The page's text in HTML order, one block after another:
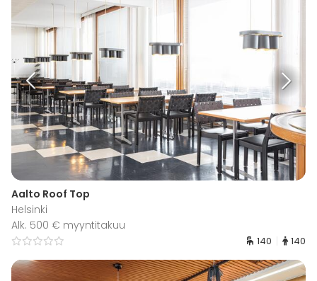
Aalto Roof Top
Helsinki
Alk. 500 € myyntitakuu
140 140